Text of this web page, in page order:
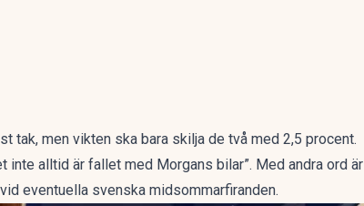
men vikten ska bara skilja de två med 2,5 procent.
inte alltid är fallet med Morgans bilar”. Med andra ord är
eventuella svenska midsommarfiranden.